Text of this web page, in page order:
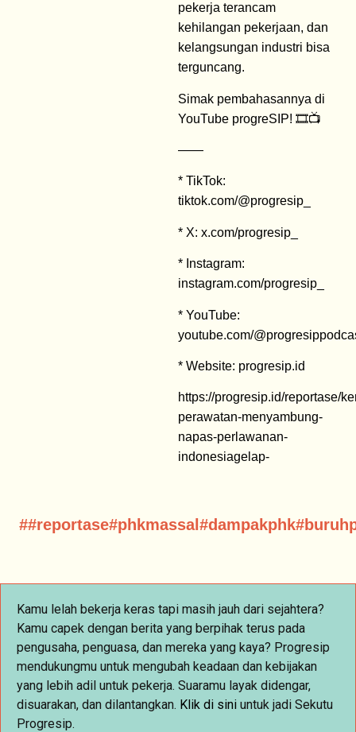
pekerja terancam
kehilangan pekerjaan, dan
kelangsungan industri bisa
terguncang.
Simak pembahasannya di
YouTube progreSIP! 🎞️📺
——
* TikTok:
tiktok.com/@progresip_
* X: x.com/progresip_
* Instagram:
instagram.com/progresip_
* YouTube:
youtube.com/
* Website: progresip.id
https://progresip.id/reportase/
perawatan-menyambung-
napas-perlawanan-
indonesiagelap-
#
Kamu lelah bekerja keras tapi masih jauh dari sejahtera?
Kamu capek dengan berita yang berpihak terus pada
pengusaha, penguasa, dan mereka yang kaya? Progresip
mendukungmu untuk mengubah keadaan dan kebijakan
yang lebih adil untuk pekerja. Suaramu layak didengar,
disuarakan, dan dilantangkan. Klik di sini untuk jadi Sekutu
Progresip.